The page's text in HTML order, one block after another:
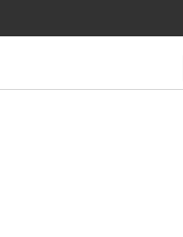
gå
for
6.0:
Internationalt